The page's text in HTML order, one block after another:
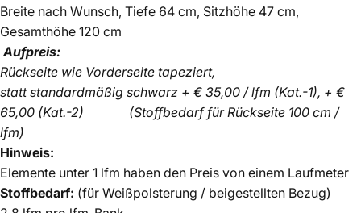
Breite nach Wunsch, Tiefe 64 cm, Sitzhöhe 47 cm,
Gesamthöhe 120 cm
Aufpreis:
Rückseite wie Vorderseite tapeziert,
statt standardmäßig schwarz + € 35,00 / lfm (Kat.-1), + €
65,00 (Kat.-2) (Stoffbedarf für Rückseite 100 cm /
lfm)
Hinweis:
Elemente unter 1 lfm haben den Preis von einem Laufmeter
Stoffbedarf: (für Weißpolsterung / beigestellten Bezug)